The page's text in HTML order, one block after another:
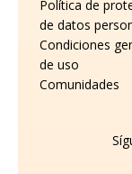
Política de
de datos
Condiciones
de uso
Comunidades